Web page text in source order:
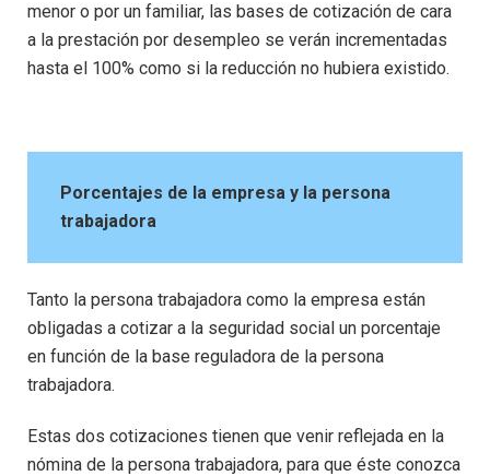
menor o por un familiar, las bases de cotización de cara
a la prestación por desempleo se verán incrementadas
hasta el 100% como si la reducción no hubiera existido.
Porcentajes de la empresa y la persona
trabajadora
Tanto la persona trabajadora como la empresa están
obligadas a cotizar a la seguridad social un porcentaje
en función de la base reguladora de la persona
trabajadora.
Estas dos cotizaciones tienen que venir reflejada en la
nómina de la persona trabajadora, para que éste conozca